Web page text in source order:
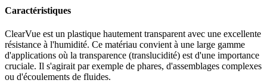
Caractéristiques
ClearVue est un plastique hautement transparent avec une excellente
résistance à l'humidité. Ce matériau convient à une large gamme
d'applications où la transparence (translucidité) est d'une importance
cruciale. Il s'agirait par exemple de phares, d'assemblages complexes
ou d'écoulements de fluides.